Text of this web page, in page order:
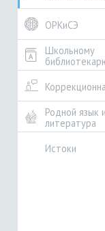
ОРКиСЭ
Школьному
Родной язык и
литература
Истоки